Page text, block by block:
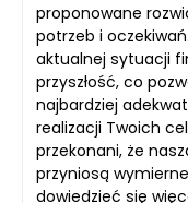
proponowane
potrzeb i
aktualnej sytuacji
przyszłość, co
najbardziej
realizacji Twoich
przekonani, że
przyniosą
dowiedzieć się